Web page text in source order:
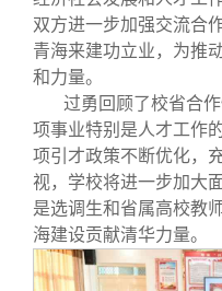
西南
义工
新媒
青春
校友
校友
信息
实用
总会
总会
理事
制度
关闭
双方进一步加强交流合
青海来建功立业，为推
和力量。
过勇回顾了校省合
项事业特别是人才工作
项引才政策不断优化，
视，学校将进一步加大
是选调生和省属高校教
海建设贡献清华力量。